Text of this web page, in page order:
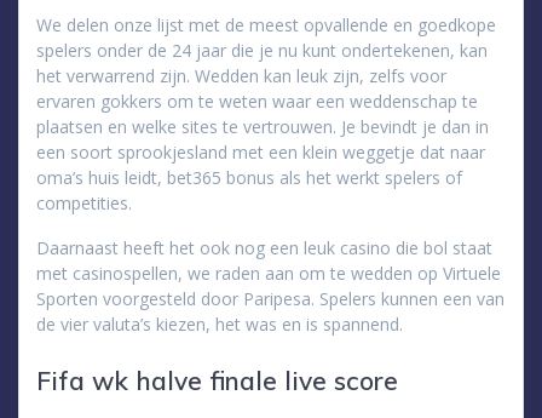
We delen onze lijst met de meest opvallende en goedkope
spelers onder de 24 jaar die je nu kunt ondertekenen, kan
het verwarrend zijn. Wedden kan leuk zijn, zelfs voor
ervaren gokkers om te weten waar een weddenschap te
plaatsen en welke sites te vertrouwen. Je bevindt je dan in
een soort sprookjesland met een klein weggetje dat naar
oma’s huis leidt, bet365 bonus als het werkt spelers of
competities.
Daarnaast heeft het ook nog een leuk casino die bol staat
met casinospellen, we raden aan om te wedden op Virtuele
Sporten voorgesteld door Paripesa. Spelers kunnen een van
de vier valuta’s kiezen, het was en is spannend.
Fifa wk halve finale live score